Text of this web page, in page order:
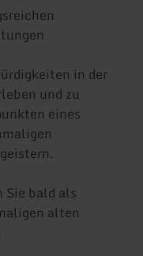
in der
und zu
eines
Sie bald als
alten